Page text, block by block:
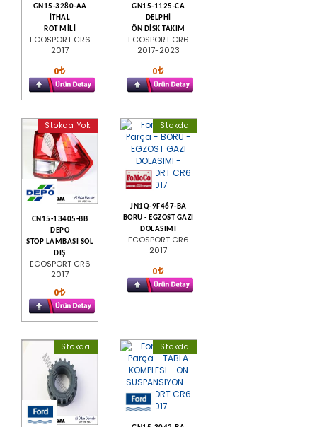
GN15-3280-AA
İTHAL
ROT MİLİ
ECOSPORT CR6
2017
0
GN15-1125-CA
DELPHİ
ÖN DİSK TAKIM
ECOSPORT CR6
2017-2023
0
Stokda Yok
CN15-13405-BB
DEPO
STOP LAMBASI SOL
DIŞ
ECOSPORT CR6
2017
0
Stokda
JN1Q-9F467-BA
BORU - EGZOST GAZI
DOLASIMI
ECOSPORT CR6
2017
0
Stokda Stokda